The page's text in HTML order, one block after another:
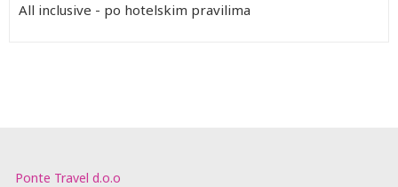
All inclusive - po hotelskim pravilima
Ponte Travel d.o.o